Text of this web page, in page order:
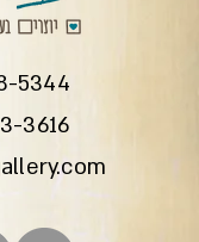
5344
3616